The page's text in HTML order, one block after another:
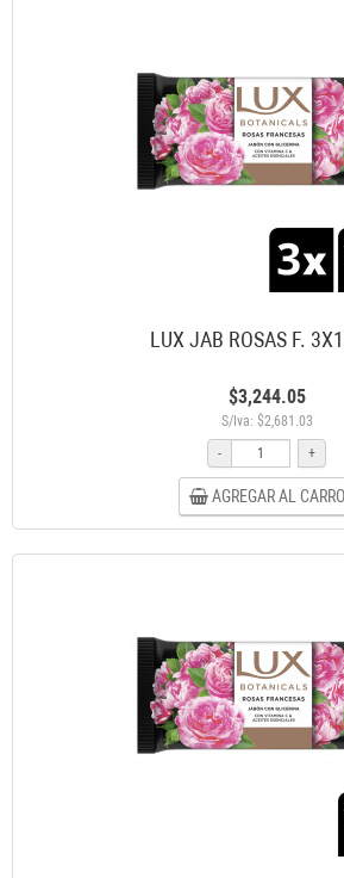
LUX JAB ROSAS F.
$3,244.05
S/Iva: $2,681.03
-
+
AGREGAR AL CARRO